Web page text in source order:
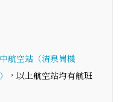
航空站（清泉崗機
，以上航空站均有航班